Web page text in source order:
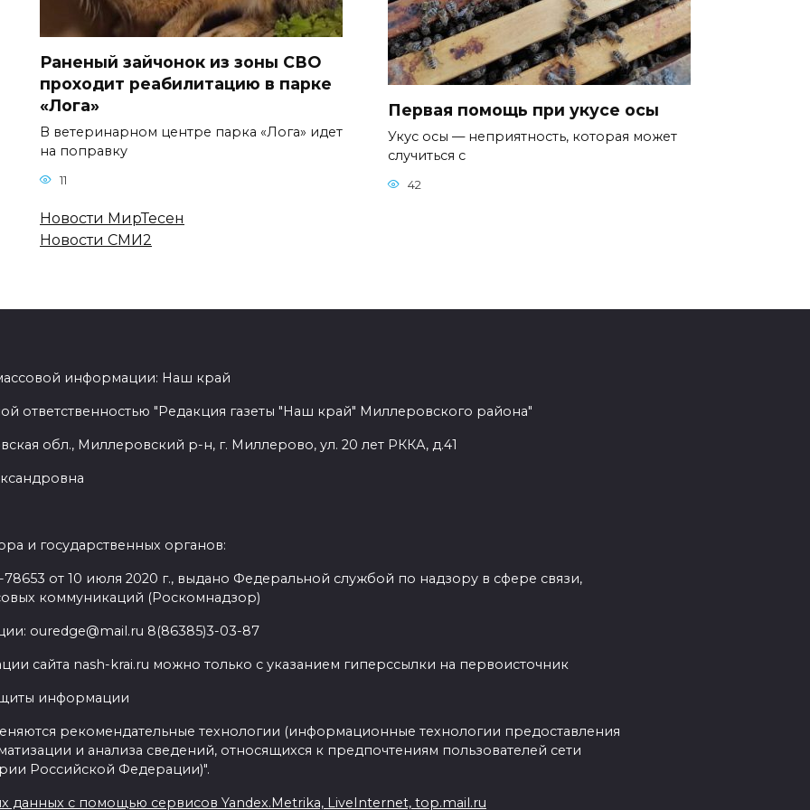
Раненый зайчонок из зоны СВО
проходит реабилитацию в парке
«Лога»
В ветеринарном центре парка «Лога» идет
на поправку
11
Первая помощь при укусе осы
Укус осы — неприятность, которая может
случиться с
42
Новости МирТесен
Новости СМИ2
информации: Наш край
ответственностью "Редакция газеты "Наш край" Миллеровского района"
обл., Миллеровский р-н, г. Миллерово, ул. 20 лет РККА, д.41
и государственных органов:
от 10 июля 2020 г., выдано Федеральной службой по надзору в сфере связи,
коммуникаций (Роскомнадзор)
ouredge@mail.ru 8(86385)3-03-87
сайта nash-krai.ru можно только с указанием гиперссылки на первоисточник
информации
рекомендательные технологии (информационные технологии предоставления
и анализа сведений, относящихся к предпочтениям пользователей сети
Российской Федерации)".
данных с помощью сервисов Yandex.Metrika, LiveInternet, top.mail.ru